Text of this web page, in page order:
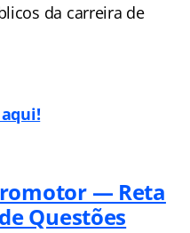
da carreira de
— Reta
Questões